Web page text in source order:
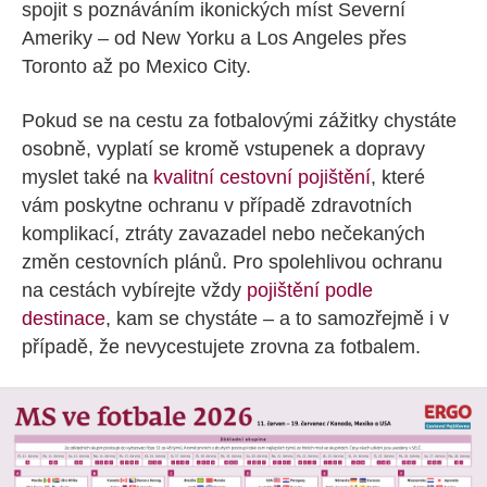
spojit s poznáváním ikonických míst Severní
Ameriky – od New Yorku a Los Angeles přes
Toronto až po Mexico City.
Pokud se na cestu za fotbalovými zážitky chystáte
osobně, vyplatí se kromě vstupenek a dopravy
myslet také na kvalitní cestovní pojištění, které
vám poskytne ochranu v případě zdravotních
komplikací, ztráty zavazadel nebo nečekaných
změn cestovních plánů. Pro spolehlivou ochranu
na cestách vybírejte vždy pojištění podle
destinace, kam se chystáte – a to samozřejmě i v
případě, že nevycestujete zrovna za fotbalem.